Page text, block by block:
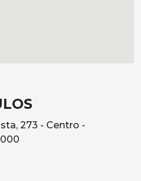
273 - Centro -